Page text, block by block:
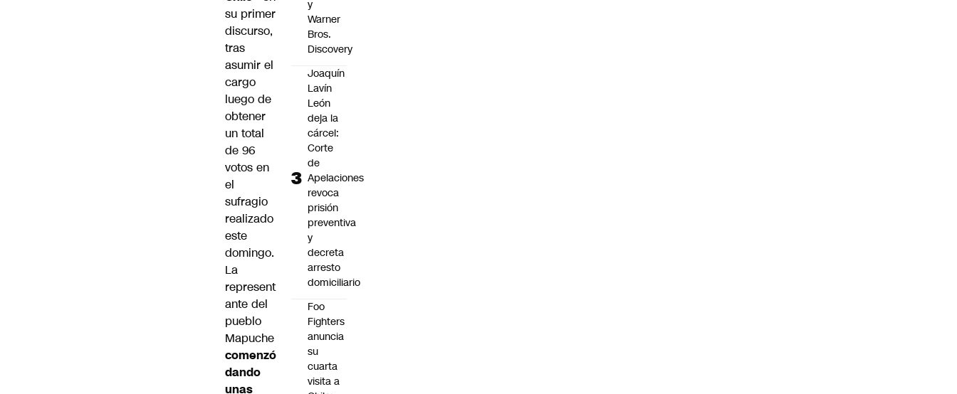
su primer
discurso,
tras
asumir el
cargo
luego de
obtener
un total
de 96
votos en
el
sufragio
realizado
este
domingo.
La
represent
ante del
pueblo
Mapuche
comenzó
dando
unas
y
Warner
Bros.
Discovery
Joaquín
Lavín
León
deja la
cárcel:
Corte
de
Apelaciones
revoca
prisión
preventiva
y
decreta
arresto
domiciliario
Foo
Fighters
anuncia
su
cuarta
visita a